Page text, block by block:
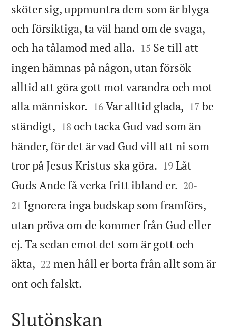
sköter sig, uppmuntra dem som är blyga
och försiktiga, ta väl hand om de svaga,
och ha tålamod med alla. 

15 Se till att
ingen hämnas på någon, utan försök
alltid att göra gott mot varandra och mot
alla människor. 

16 Var alltid glada, 

17 be
ständigt, 

18 och tacka Gud vad som än
händer, för det är vad Gud vill att ni som
tror på Jesus Kristus ska göra. 

19 Låt
Guds Ande få verka fritt ibland er. 

20-
21 Ignorera inga budskap som framförs,
utan pröva om de kommer från Gud eller
ej. Ta sedan emot det som är gott och
äkta, 

22 men håll er borta från allt som är
ont och falskt.
Slutönskan